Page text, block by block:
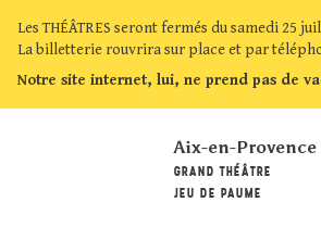
Les THÉÂTRES seront fermés du samedi 25
La billetterie rouvrira sur place et par
Notre site internet, lui, ne prend pas de
Aix-en-Provence
GRAND THÉÂTRE
JEU DE PAUME